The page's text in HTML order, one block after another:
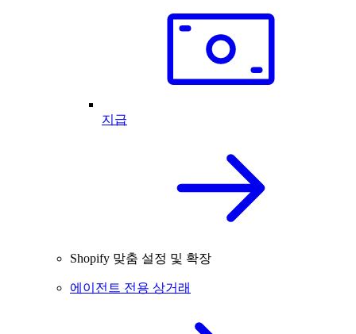
지급
Shopify 맞춤 설정 및 확장
에이전트 전용 상거래